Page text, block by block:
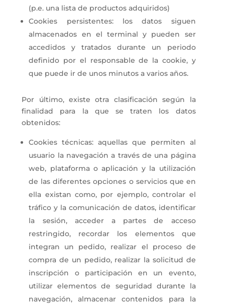
(p.e. una lista de productos adquiridos)
Cookies persistentes: los datos siguen
almacenados en el terminal y pueden ser
accedidos y tratados durante un periodo
definido por el responsable de la cookie, y
que puede ir de unos minutos a varios años.
Por último, existe otra clasificación según la
finalidad para la que se traten los datos
obtenidos:
Cookies técnicas: aquellas que permiten al
usuario la navegación a través de una página
web, plataforma o aplicación y la utilización
de las diferentes opciones o servicios que en
ella existan como, por ejemplo, controlar el
tráfico y la comunicación de datos, identificar
la sesión, acceder a partes de acceso
restringido, recordar los elementos que
integran un pedido, realizar el proceso de
compra de un pedido, realizar la solicitud de
inscripción o participación en un evento,
utilizar elementos de seguridad durante la
navegación, almacenar contenidos para la